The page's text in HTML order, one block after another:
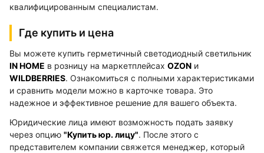
квалифицированным специалистам.
Где купить и цена
Вы можете купить герметичный светодиодный светильник
IN HOME в розницу на маркетплейсах OZON и
WILDBERRIES. Ознакомиться с полными характеристиками
и сравнить модели можно в карточке товара. Это
надежное и эффективное решение для вашего объекта.
Юридические лица имеют возможность подать заявку
через опцию "Купить юр. лицу". После этого с
представителем компании свяжется менеджер, который